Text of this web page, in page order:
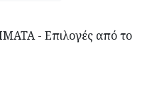
- Επιλογές από το